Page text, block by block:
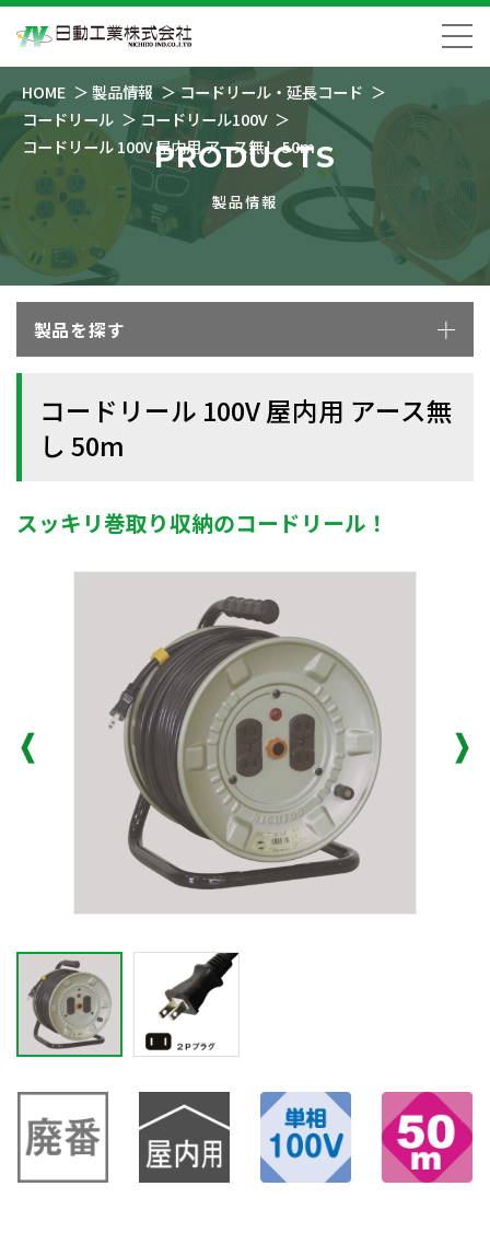
HOME 製品情報
コードリール・延長コード
コードリール
コードリール100V
コードリール 100V 屋内用 アース無し 50m
PRODUCTS
製品情報
製品を探す
コードリール 100V 屋内用 アース無
し 50m
スッキリ巻取り収納のコードリール！